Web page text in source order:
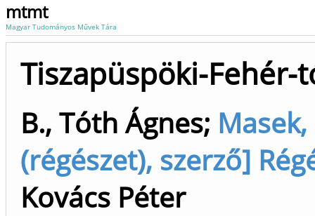
mtmt
Magyar Tudományos Művek Tára
Tiszapüspöki-
B., Tóth Ágnes;
(régészet), szerző]
Kovács Péter